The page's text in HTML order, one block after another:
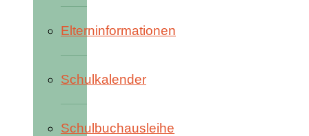
Elterninformationen
Schulkalender
Schulbuchausleihe